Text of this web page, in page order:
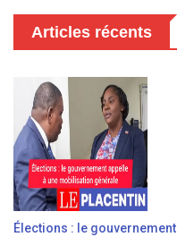
Articles récents
Élections : le gouvernement